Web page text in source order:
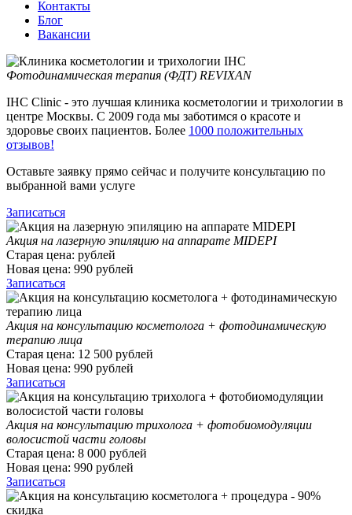
Контакты
Блог
Вакансии
Фотодинамическая терапия (ФДТ) REVIXAN
IHC Clinic - это лучшая клиника косметологии и трихологии в
центре Москвы. С 2009 года мы заботимся о красоте и
здоровье своих пациентов. Более 1000 положительных
отзывов!
Оставьте заявку прямо сейчас и получите консультацию по
выбранной вами услуге
Записаться
Акция на лазерную эпиляцию на аппарате MIDEPI
Старая цена: рублей
Новая цена: 990 рублей
Записаться
Акция на консультацию косметолога + фотодинамическую
терапию лица
Старая цена: 12 500 рублей
Новая цена: 990 рублей
Записаться
Акция на консультацию трихолога + фотобиомодуляции
волосистой части головы
Старая цена: 8 000 рублей
Новая цена: 990 рублей
Записаться